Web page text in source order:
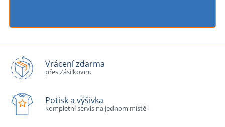
Vrácení zdarma
přes Zásilkovnu
Potisk a výšivka
kompletní servis na jednom místě